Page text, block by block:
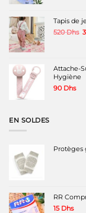
Tapis de
520Dhs
Attache-
Hygiène
90 Dhs
EN SOLDES
Protèges
RR
15 Dhs